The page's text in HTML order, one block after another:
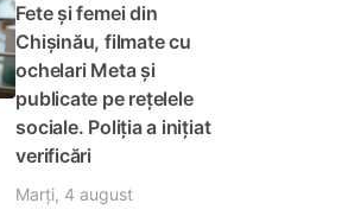
Fete și femei din
Chișinău, filmate cu
ochelari Meta și
publicate pe rețelele
sociale. Poliția a inițiat
verificări
Marți, 4 august